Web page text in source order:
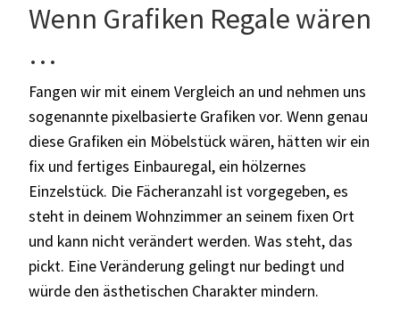
Wenn Grafiken Regale wären
…
Fangen wir mit einem Vergleich an und nehmen uns
sogenannte pixelbasierte Grafiken vor. Wenn genau
diese Grafiken ein Möbelstück wären, hätten wir ein
fix und fertiges Einbauregal, ein hölzernes
Einzelstück. Die Fächeranzahl ist vorgegeben, es
steht in deinem Wohnzimmer an seinem fixen Ort
und kann nicht verändert werden. Was steht, das
pickt. Eine Veränderung gelingt nur bedingt und
würde den ästhetischen Charakter mindern.